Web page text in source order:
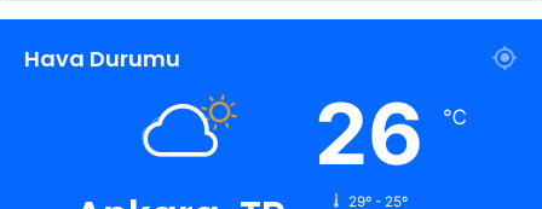
Hava Durumu
26 ℃
29º - 25º